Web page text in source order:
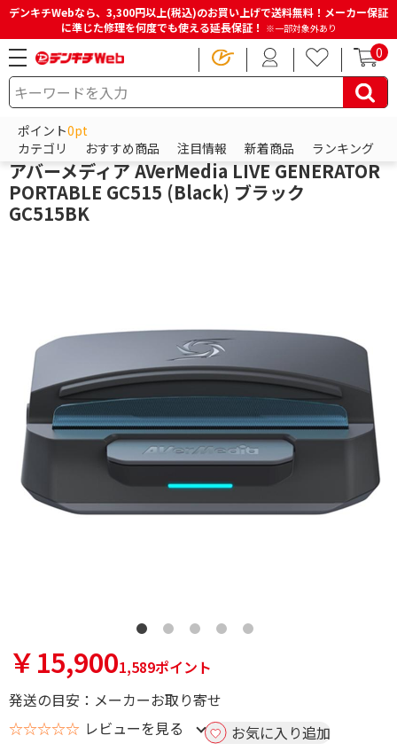
デンキチWebなら、3,300円以上(税込)のお買い上げで送料無料！メーカー保証
に準じた修理を何度でも使える延長保証！ ※一部対象外あり
0
ポイント0pt
カテゴリ
おすすめ商品 注目情報 新着商品 ランキング
HOME 商品一覧ページ ゲーム ゲーム機(互換機・その他)
AVer Media
アバーメディア AVerMedia LIVE GENERATOR
PORTABLE GC515 (Black) ブラック
GC515BK
￥15,9001,589ポイント
発送の目安：メーカーお取り寄せ
☆☆☆☆☆ レビューを見る お気に入り追加